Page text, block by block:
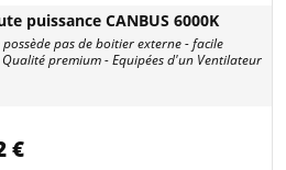
puissance CANBUS 6000K
pas de boitier externe - facile
premium - Equipées d'un Ventilateur
€